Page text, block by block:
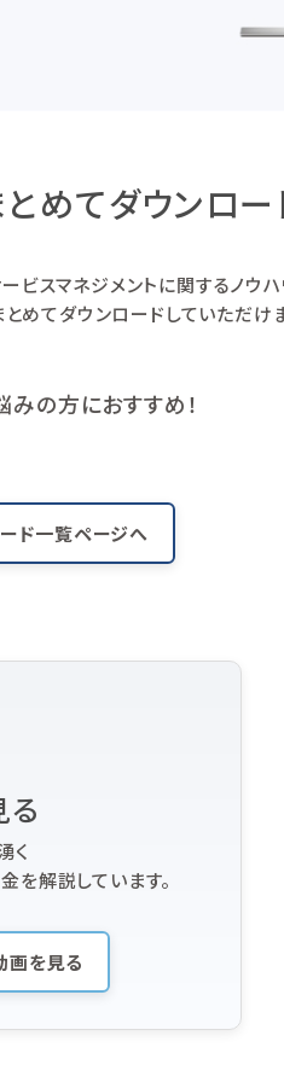
めてダウンロー
ビスマネジメントに関するノウ
めてダウンロードしていただけま
みの方におすすめ！
ド一覧ページへ
く
を解説しています。
画を見る